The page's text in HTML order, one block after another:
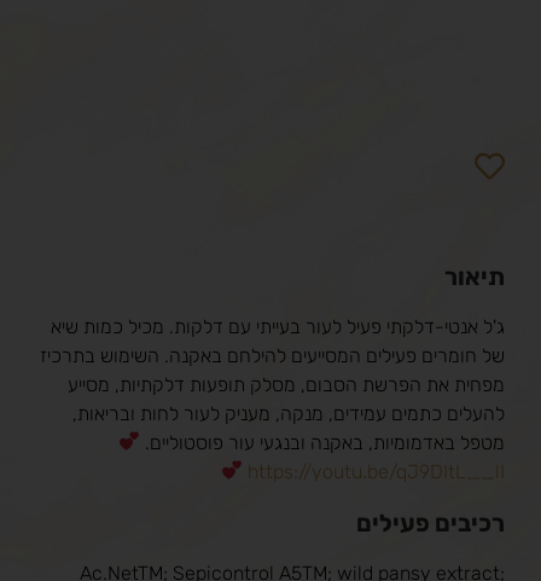
תיאור
ג'ל אנטי-דלקתי פעיל לעור בעייתי עם דלקות. מכיל כמות שיא
של חומרים פעילים המסייעים להילחם באקנה. השימוש בתרכיז
מפחית את הפרשת הסבום, מסלק תופעות דלקתיות, מסייע
להעלים כתמים עמידים, מנקה, מעניק לעור לחות ובריאות,
מטפל באדמומיות, באקנה ובנגעי עור פוסטוליים.
https://youtu.be/qJ9DItL__lI
רכיבים פעילים
Ac.NetTM; Sepicontrol A5TM; wild pansy extract;